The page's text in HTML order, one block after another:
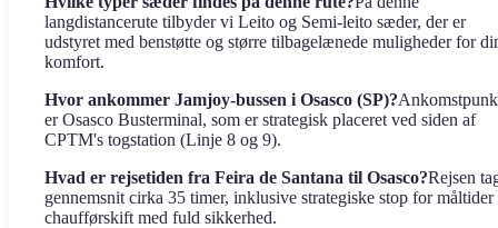
langdistancerute tilbyder vi Leito og Semi-leito sæder, der er
udstyret med benstøtte og større tilbagelænede muligheder for
komfort.
Hvor ankommer Jamjoy-bussen i Osasco (SP)?
er Osasco Busterminal, som er strategisk placeret ved siden af ​​
CPTM's togstation (Linje 8 og 9).
Hvad er rejsetiden fra Feira de Santana til Osasco?Rejsen
gennemsnit cirka 35 timer, inklusive strategiske stop for måltider
chaufførskift med fuld sikkerhed.